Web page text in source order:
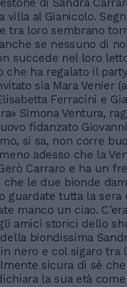
villa al Gianicolo.
tra loro sembrano
se nessuno di
succede nel loro
che ha regalato il
sia Mara Venier
Ferracini e
Simona Ventura,
fidanzato
si sa, non corre
adesso che la
Carraro e ha un
che le due bionde
guardate tutta la sera
manco un ciao.
amici storici dello
biondissima
nero e col sigaro tra
sicura di sé
la sua età